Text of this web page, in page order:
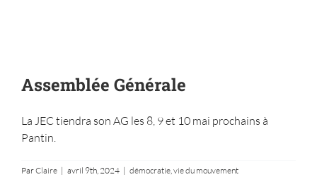
Assemblée Générale
La JEC tiendra son AG les 8, 9 et 10 mai prochains à
Pantin.
ParClaire | avril 9th, 2024 | démocratie,vie du mouvement